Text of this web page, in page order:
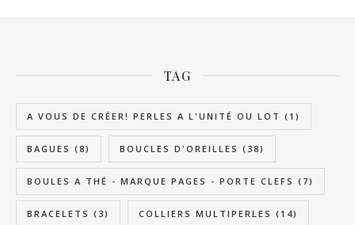
TAG
A VOUS DE CRÉER! PERLES A L'UNITÉ OU LOT (1)
BAGUES (8) BOUCLES D'OREILLES (38)
BOULES A THÉ - MARQUE PAGES - PORTE CLEFS (7)
BRACELETS (3) COLLIERS MULTIPERLES (14)